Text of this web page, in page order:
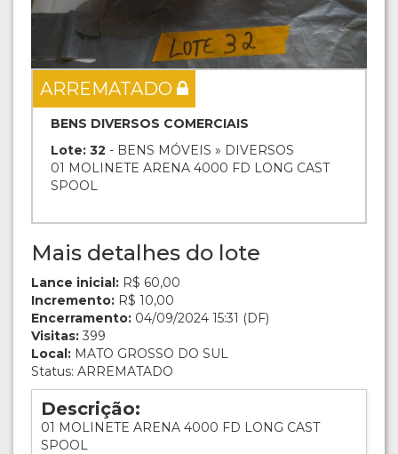
ARREMATADO
BENS DIVERSOS COMERCIAIS
Lote: 32 - BENS MÓVEIS » DIVERSOS
01 MOLINETE ARENA 4000 FD LONG CAST
SPOOL
Mais detalhes do lote
Lance inicial: R$ 60,00
Incremento: R$ 10,00
Encerramento: 04/09/2024 15:31 (DF)
Visitas: 399
Local: MATO GROSSO DO SUL
Status: ARREMATADO
Descrição:
01 MOLINETE ARENA 4000 FD LONG CAST
SPOOL